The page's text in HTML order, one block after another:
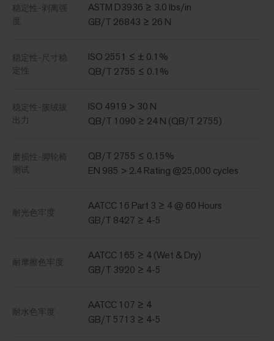
稳定性-剥离强
度
ASTM D3936 ≥ 3.0 lbs/in
GB/T 26843 ≥ 26 N
稳定性-尺寸稳
定性
ISO 2551 ≤ ± 0.1%
QB/T 2755 ≤ 0.1%
稳定性-簇绒拔
出力
ISO 4919 > 30 N
QB/T 1090 ≥ 24 N (QB/T 2755)
磨损性-脚轮椅
测试
QB/T 2755 ≤ 0.15%
EN 985 > 2.4 Rating @25,000 cycles
耐光色牢度
AATCC 16 Part 3 ≥ 4 @ 60 Hours
GB/T 8427 ≥ 4-5
耐摩擦色牢度
AATCC 165 ≥ 4 (Wet & Dry)
GB/T 3920 ≥ 4-5
耐水色牢度
AATCC 107 ≥ 4
GB/T 5713 ≥ 4-5